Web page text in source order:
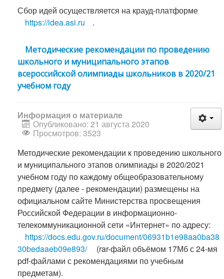
Сбор идей осуществляется на крауд-платформе
https://idea.asi.ru
.
Методические рекомендации по проведению
школьного и муниципального этапов
всероссийской олимпиады школьников в 2020/21
учебном году
Информация о материале
Опубликовано: 21 августа 2020
Просмотров: 3523
Методические рекомендации к проведению школьного
и муниципального этапов олимпиады в 2020/2021
учебном году по каждому общеобразовательному
предмету (далее - рекомендации) размещены на
официальном сайте Министерства просвещения
Российской Федерации в информационно-
телекоммуникационной сети «Интернет» по адресу:
https://docs.edu.gov.ru/document/06931b1e98aa0ba38
30bedaaeb09e893/
(rar-файл объёмом 17Мб с 24-мя
pdf-файлами с рекомендациями по учебным
предметам).